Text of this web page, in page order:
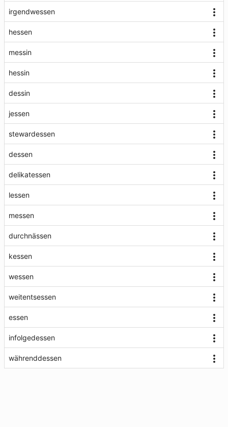
irgendwessen
hessen
messin
hessin
dessin
jessen
stewardessen
dessen
delikatessen
lessen
messen
durchnässen
kessen
wessen
weitentsessen
essen
infolgedessen
währenddessen